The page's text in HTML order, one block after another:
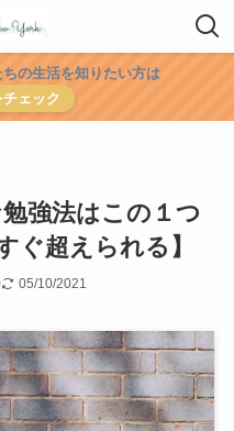
の生活を知りたい方は
ェック
強法はこの１つ
ぐ超えられる】
05/10/2021